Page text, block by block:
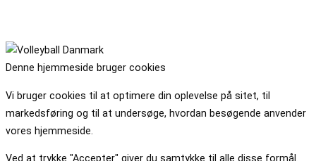
Denne hjemmeside bruger cookies
Vi bruger cookies til at optimere din oplevelse på sitet, til
markedsføring og til at undersøge, hvordan besøgende anvender
vores hjemmeside.
Ved at trykke "Accepter" giver du samtykke til alle disse formål.